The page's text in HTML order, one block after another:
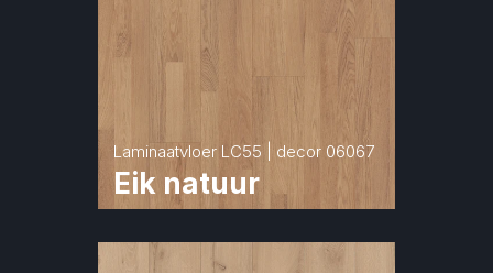
Laminaatvloer LC55 | decor 06067
Eik natuur